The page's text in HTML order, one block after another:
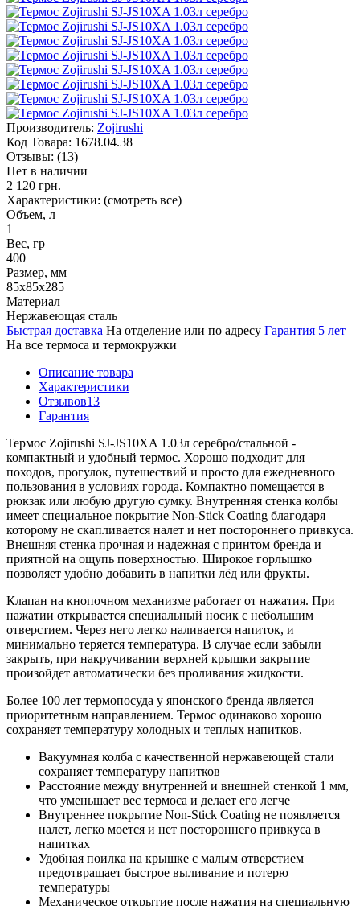
Производитель: Zojirushi
Код Товара: 1678.04.38
Отзывы: (13)
Нет в наличии
2 120 грн.
Характеристики: (смотреть все)
Объем, л
1
Вес, гр
400
Размер, мм
85x85x285
Материал
Нержавеющая сталь
Быстрая доставка На отделение или по адресу Гарантия 5 лет
На все термоса и термокружки
Описание товара
Характеристики
Отзывов13
Гарантия
Термос Zojirushi SJ-JS10XA 1.03л серебро/стальной -
компактный и удобный термос. Хорошо подходит для
походов, прогулок, путешествий и просто для ежедневного
пользования в условиях города. Компактно помещается в
рюкзак или любую другую сумку. Внутренняя стенка колбы
имеет специальное покрытие Non-Stick Coating благодаря
которому не скапливается налет и нет постороннего привкуса.
Внешняя стенка прочная и надежная с принтом бренда и
приятной на ощупь поверхностью. Широкое горлышко
позволяет удобно добавить в напитки лёд или фрукты.
Клапан на кнопочном механизме работает от нажатия. При
нажатии открывается специальный носик с небольшим
отверстием. Через него легко наливается напиток, и
минимально теряется температура. В случае если забыли
закрыть, при накручивании верхней крышки закрытие
произойдет автоматически без проливания жидкости.
Более 100 лет термопосуда у японского бренда является
приоритетным направлением. Термос одинаково хорошо
сохраняет температуру холодных и теплых напитков.
Вакуумная колба с качественной нержавеющей стали
сохраняет температуру напитков
Расстояние между внутренней и внешней стенкой 1 мм,
что уменьшает вес термоса и делает его легче
Внутреннее покрытие Non-Stick Coating не появляется
налет, легко моется и нет постороннего привкуса в
напитках
Удобная поилка на крышке с малым отверстием
предотвращает быстрое выливание и потерю
температуры
Механическое открытие после нажатия на специальную